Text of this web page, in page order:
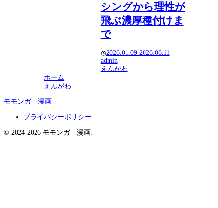
シングから理性が
飛ぶ濃厚種付けま
で
2026.01.09 2026.06.11
admin
えんがわ
ホーム
えんがわ
モモンガ 漫画
プライバシーポリシー
© 2024-2026 モモンガ 漫画.